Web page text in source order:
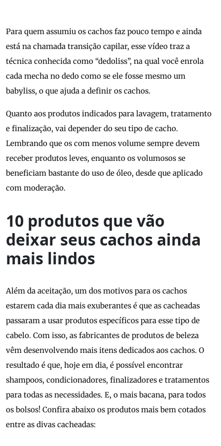
Para quem assumiu os cachos faz pouco tempo e ainda
está na chamada transição capilar, esse vídeo traz a
técnica conhecida como “dedoliss”, na qual você enrola
cada mecha no dedo como se ele fosse mesmo um
babyliss, o que ajuda a definir os cachos.
Quanto aos produtos indicados para lavagem, tratamento
e finalização, vai depender do seu tipo de cacho.
Lembrando que os com menos volume sempre devem
receber produtos leves, enquanto os volumosos se
beneficiam bastante do uso de óleo, desde que aplicado
com moderação.
10 produtos que vão
deixar seus cachos ainda
mais lindos
Além da aceitação, um dos motivos para os cachos
estarem cada dia mais exuberantes é que as cacheadas
passaram a usar produtos específicos para esse tipo de
cabelo. Com isso, as fabricantes de produtos de beleza
vêm desenvolvendo mais itens dedicados aos cachos. O
resultado é que, hoje em dia, é possível encontrar
shampoos, condicionadores, finalizadores e tratamentos
para todas as necessidades. E, o mais bacana, para todos
os bolsos! Confira abaixo os produtos mais bem cotados
entre as divas cacheadas: